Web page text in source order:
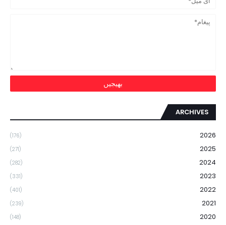
ARCHIVES
2026
(176)
2025
(271)
2024
(282)
2023
(331)
2022
(401)
2021
(239)
2020
(148)